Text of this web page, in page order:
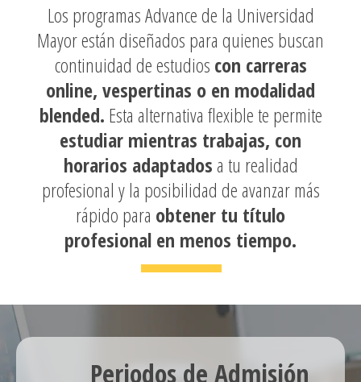
Los programas Advance de la Universidad
Mayor están diseñados para quienes buscan
continuidad de estudios con carreras
online, vespertinas o en modalidad
blended. Esta alternativa flexible te permite
estudiar mientras trabajas, con
horarios adaptadosa tu realidad
profesional y la posibilidad de avanzar más
rápido para obtener tu título
profesional en menos tiempo.
Periodos de Admisión